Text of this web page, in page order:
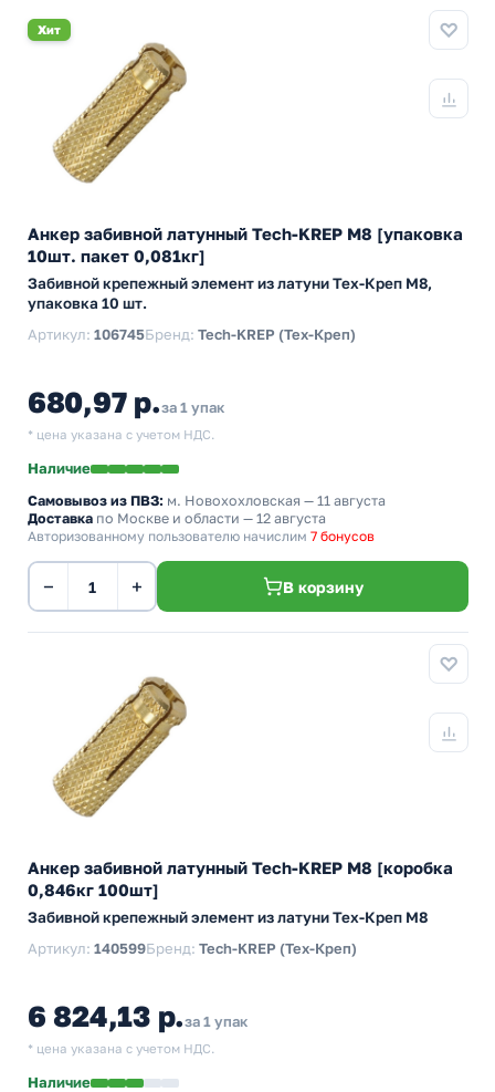
Хит
Анкер забивной латунный Tech-KREP М8 [упаковка
10шт. пакет 0,081кг]
Забивной крепежный элемент из латуни Тех-Креп M8,
упаковка 10 шт.
Артикул: 106745Бренд: Tech-KREP (Тех-Креп)
680,97 р.за 1 упак
* цена указана с учетом НДС.
Наличие
Самовывоз из ПВЗ: м. Новохохловская — 11 августа
Доставка по Москве и области — 12 августа
Авторизованному пользователю начислим 7 бонусов
− + В корзину
Анкер забивной латунный Tech-KREP М8 [коробка
0,846кг 100шт]
Забивной крепежный элемент из латуни Тех-Креп M8
Артикул: 140599Бренд: Tech-KREP (Тех-Креп)
6 824,13 р.за 1 упак
* цена указана с учетом НДС.
Наличие